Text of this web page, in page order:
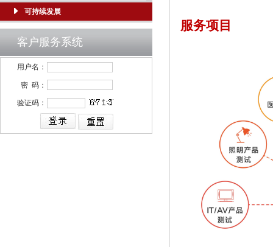
可持续发展
客户服务系统
用户名：
密 码：
验证码：
服务项目